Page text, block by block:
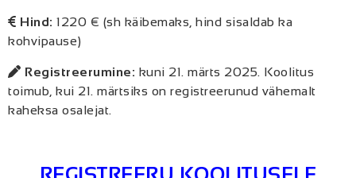
Hind: 1220 € (sh käibemaks, hind sisaldab ka
kohvipause)
Registreerumine: kuni 21. märts 2025. Koolitus
toimub, kui 21. märtsiks on registreerunud vähemalt
kaheksa osalejat.